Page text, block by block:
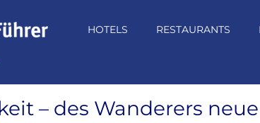
HOTELS RESTAURANTS
– des Wanderers